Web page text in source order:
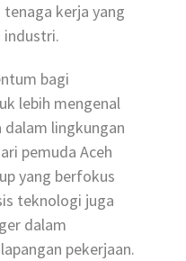
kerja yang
industri.
bagi
lebih mengenal
dalam lingkungan
pemuda Aceh
yang berfokus
teknologi juga
dalam
pekerjaan.